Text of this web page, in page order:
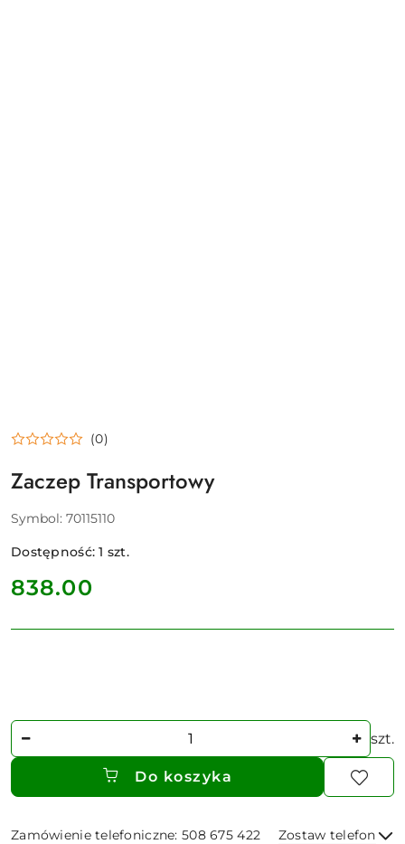
(0)
Zaczep Transportowy
Symbol: 70115110
Dostępność:1 szt.
cena:
838.00
Ilość szt.
Do koszyka
Zamówienie telefoniczne: 508 675 422 Zostaw telefon